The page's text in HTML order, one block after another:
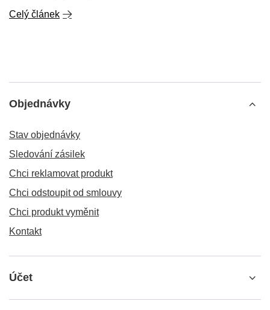
Celý článek
Objednávky
Stav objednávky
Sledování zásilek
Chci reklamovat produkt
Chci odstoupit od smlouvy
Chci produkt vyměnit
Kontakt
Účet